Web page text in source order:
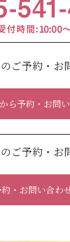
ご予約・お
ら予約・お問
ご予約・お
約・お問い合わ